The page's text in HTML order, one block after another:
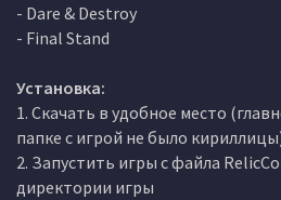
- Dare & Destroy
- Final Stand
Установка:
1. Скачать в удобное место
папке с игрой не было
2. Запустить игры с файла
директории игры